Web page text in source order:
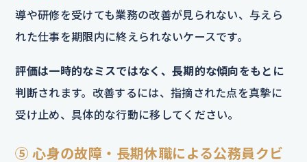
導や研修を受けても業務の改善が見られない、与えら
れた仕事を期限内に終えられないケースです。
評価は一時的なミスではなく、長期的な傾向をもとに
判断されます。改善するには、指摘された点を真摯に
受け止め、具体的な行動に移してください。
⑤ 心身の故障・長期休職による公務員クビ